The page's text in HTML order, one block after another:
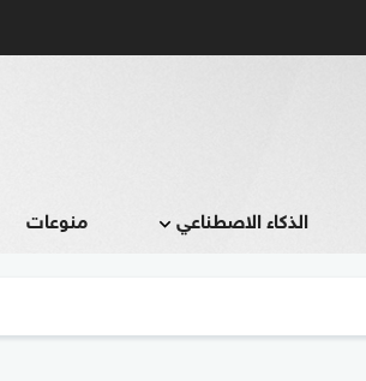
الذكاء الاصطناعي منوعات